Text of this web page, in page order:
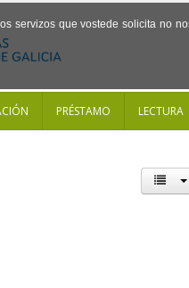
servizos que vostede solicita no
PRÉSTAMO LECTURA